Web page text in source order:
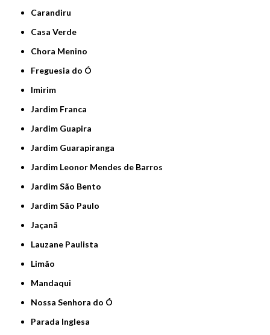
Carandiru
Casa Verde
Chora Menino
Freguesia do Ó
Imirim
Jardim Franca
Jardim Guapira
Jardim Guarapiranga
Jardim Leonor Mendes de Barros
Jardim São Bento
Jardim São Paulo
Jaçanã
Lauzane Paulista
Limão
Mandaqui
Nossa Senhora do Ó
Parada Inglesa